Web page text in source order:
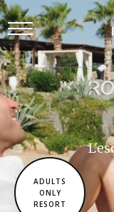
Open
Mobile
Menu
ADULTS
ONLY
RESORT